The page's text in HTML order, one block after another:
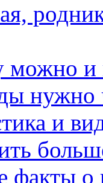
можно и
нужно
и
факты о